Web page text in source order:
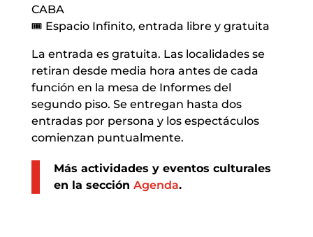
CABA
🎟 Espacio Infinito, entrada libre y gratuita
La entrada es gratuita. Las localidades se
retiran desde media hora antes de cada
función en la mesa de Informes del
segundo piso. Se entregan hasta dos
entradas por persona y los espectáculos
comienzan puntualmente.
Más actividades y eventos culturales
en la sección Agenda.